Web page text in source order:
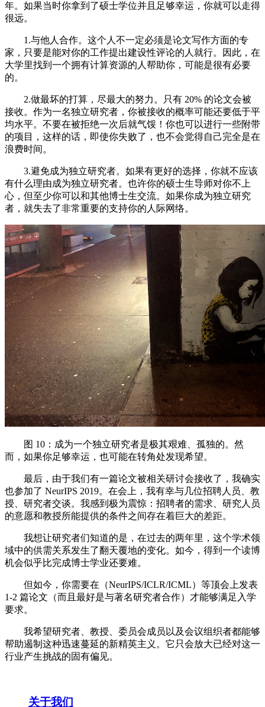
年。如果当时你拿到了硕士学位并且足够幸运，你就可以走得
很远。
1.与他人合作。这个人不一定必须是论文写作方面的专
家，只要是能对你的工作提出建设性评论的人就行。因此，在
大学里找到一个拥有计算资源的人帮助你，可能是很有必要
的。
2.做最坏的打算，尽最大的努力。只有 20% 的论文会被
接收。作为一名独立研究者，你被接收的概率可能还要低于平
均水平。不要在被拒绝一次后就气馁！你也可以进行一些附带
的项目，这样的话，即使你失败了，也不会觉得自己完全是在
浪费时间。
3.避免成为独立研究者。如果有更好的选择，你就不应该
有什么理由成为独立研究者。也许你的硕士生导师对你不上
心，但至少你可以和其他博士生交流。如果你成为独立研究
者，就失去了非常重要的支持你的人际网络。
图 10：成为一个独立研究者是极其艰难、孤独的。然
而，如果你足够幸运，也可能在转角处发现希望。
最后，由于我们有一篇论文被相关研讨会接收了，我确实
也参加了 NeurIPS 2019。在会上，我有幸与几位招聘人员、教
授、研究者交谈。我感到极为震惊：招聘者的需求、研究人员
的意愿和教授所能提供的条件之间存在着巨大的差距。
我想让研究者们知道的是，在过去的两年里，这个学术领
域中的供需关系发生了翻天覆地的变化。如今，得到一个读博
机会似乎比完成博士学业还要难。
但如今，你需要在（NeurIPS/ICLR/ICML）等顶会上发表
1-2 篇论文（而且最好是与著名研究者合作）才能够满足入学
要求。
我希望研究者、教授、委员会成员以及会议组织者都能够
帮助遏制这种迅速蔓延的新精英主义。它只会放大已经对这一
行业产生挑战的固有偏见。
关于我们